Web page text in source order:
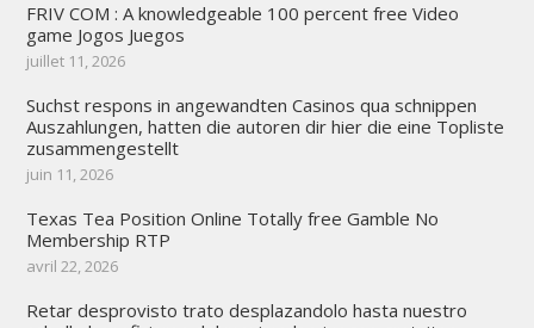
FRIV COM : A knowledgeable 100 percent free Video
game Jogos Juegos
juillet 11, 2026
Suchst respons in angewandten Casinos qua schnippen
Auszahlungen, hatten die autoren dir hier die eine Topliste
zusammengestellt
juin 11, 2026
Texas Tea Position Online Totally free Gamble No
Membership RTP
avril 22, 2026
Retar desprovisto trato desplazandolo hasta nuestro